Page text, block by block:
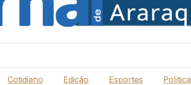
Cotidiano Edição Esportes Política